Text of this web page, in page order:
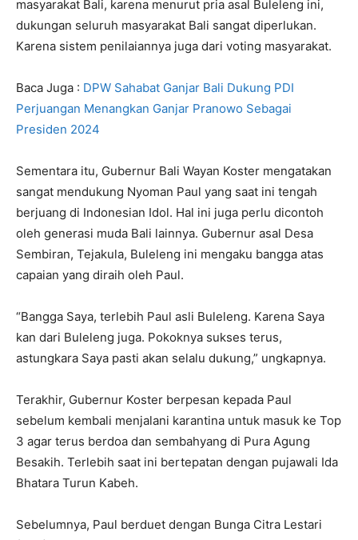
masyarakat Bali, karena menurut pria asal Buleleng ini,
dukungan seluruh masyarakat Bali sangat diperlukan.
Karena sistem penilaiannya juga dari voting masyarakat.
Baca Juga : DPW Sahabat Ganjar Bali Dukung PDI
Perjuangan Menangkan Ganjar Pranowo Sebagai
Presiden 2024
Sementara itu, Gubernur Bali Wayan Koster mengatakan
sangat mendukung Nyoman Paul yang saat ini tengah
berjuang di Indonesian Idol. Hal ini juga perlu dicontoh
oleh generasi muda Bali lainnya. Gubernur asal Desa
Sembiran, Tejakula, Buleleng ini mengaku bangga atas
capaian yang diraih oleh Paul.
“Bangga Saya, terlebih Paul asli Buleleng. Karena Saya
kan dari Buleleng juga. Pokoknya sukses terus,
astungkara Saya pasti akan selalu dukung,” ungkapnya.
Terakhir, Gubernur Koster berpesan kepada Paul
sebelum kembali menjalani karantina untuk masuk ke Top
3 agar terus berdoa dan sembahyang di Pura Agung
Besakih. Terlebih saat ini bertepatan dengan pujawali Ida
Bhatara Turun Kabeh.
Sebelumnya, Paul berduet dengan Bunga Citra Lestari